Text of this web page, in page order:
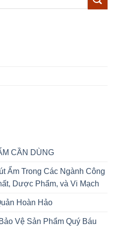
CẦN DÙNG
Ẩm Trong Các Ngành Công
Dược Phẩm, và Vi Mạch
Hoàn Hảo
Vệ Sản Phẩm Quý Báu